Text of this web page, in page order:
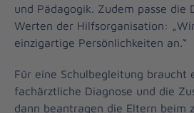
und Pädagogik. Zudem passe die
Werten der Hilfsorganisation:
einzigartige Persönlichkeiten an.“
Für eine Schulbegleitung braucht
fachärztliche Diagnose und die
dann beantragen die Eltern beim